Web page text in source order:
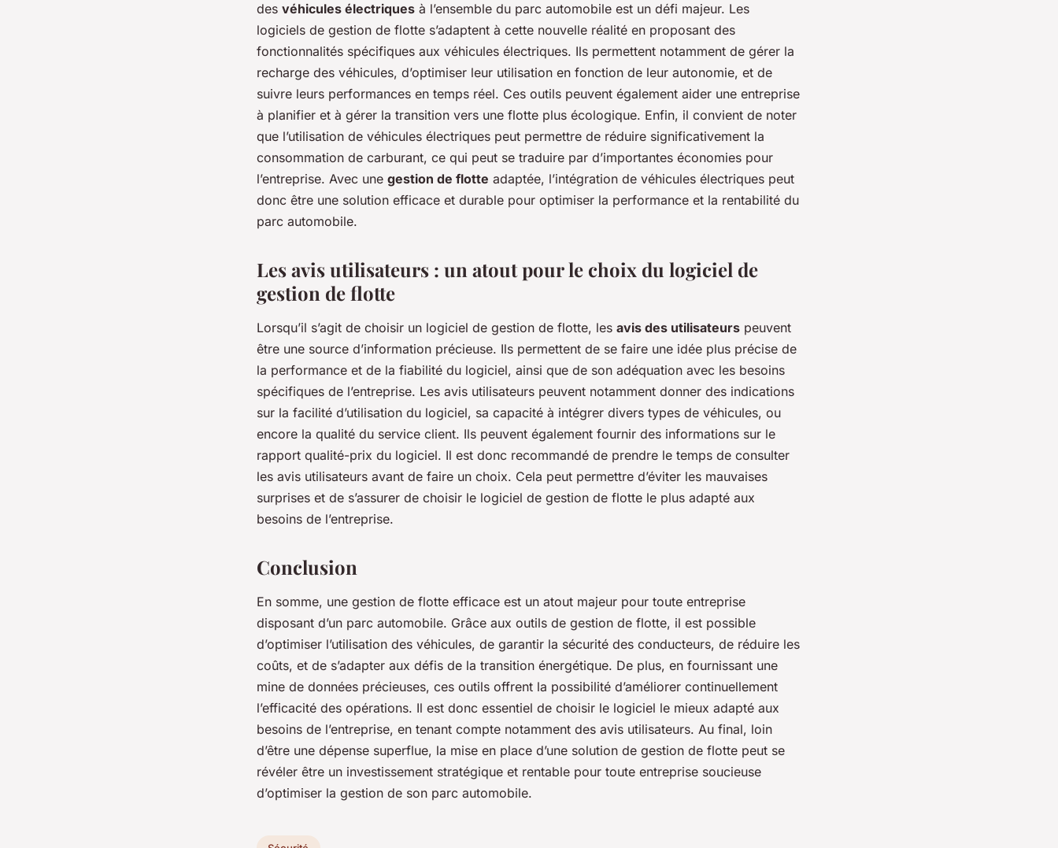
des véhicules électriques à l’ensemble du parc automobile est un défi majeur. Les
logiciels de gestion de flotte s’adaptent à cette nouvelle réalité en proposant des
fonctionnalités spécifiques aux véhicules électriques. Ils permettent notamment de gérer la
recharge des véhicules, d’optimiser leur utilisation en fonction de leur autonomie, et de
suivre leurs performances en temps réel. Ces outils peuvent également aider une entreprise
à planifier et à gérer la transition vers une flotte plus écologique. Enfin, il convient de noter
que l’utilisation de véhicules électriques peut permettre de réduire significativement la
consommation de carburant, ce qui peut se traduire par d’importantes économies pour
l’entreprise. Avec une gestion de flotte adaptée, l’intégration de véhicules électriques peut
donc être une solution efficace et durable pour optimiser la performance et la rentabilité du
parc automobile.
Les avis utilisateurs : un atout pour le choix du logiciel de
gestion de flotte
Lorsqu’il s’agit de choisir un logiciel de gestion de flotte, les avis des utilisateurs peuvent
être une source d’information précieuse. Ils permettent de se faire une idée plus précise de
la performance et de la fiabilité du logiciel, ainsi que de son adéquation avec les besoins
spécifiques de l’entreprise. Les avis utilisateurs peuvent notamment donner des indications
sur la facilité d’utilisation du logiciel, sa capacité à intégrer divers types de véhicules, ou
encore la qualité du service client. Ils peuvent également fournir des informations sur le
rapport qualité-prix du logiciel. Il est donc recommandé de prendre le temps de consulter
les avis utilisateurs avant de faire un choix. Cela peut permettre d’éviter les mauvaises
surprises et de s’assurer de choisir le logiciel de gestion de flotte le plus adapté aux
besoins de l’entreprise.
Conclusion
En somme, une gestion de flotte efficace est un atout majeur pour toute entreprise
disposant d’un parc automobile. Grâce aux outils de gestion de flotte, il est possible
d’optimiser l’utilisation des véhicules, de garantir la sécurité des conducteurs, de réduire les
coûts, et de s’adapter aux défis de la transition énergétique. De plus, en fournissant une
mine de données précieuses, ces outils offrent la possibilité d’améliorer continuellement
l’efficacité des opérations. Il est donc essentiel de choisir le logiciel le mieux adapté aux
besoins de l’entreprise, en tenant compte notamment des avis utilisateurs. Au final, loin
d’être une dépense superflue, la mise en place d’une solution de gestion de flotte peut se
révéler être un investissement stratégique et rentable pour toute entreprise soucieuse
d’optimiser la gestion de son parc automobile.